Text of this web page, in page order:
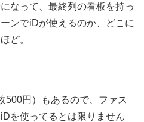
なって、最終列の看板を持っ
ンでiDが使えるのか、どこに
ど。
500円）もあるので、ファス
を使ってるとは限りません